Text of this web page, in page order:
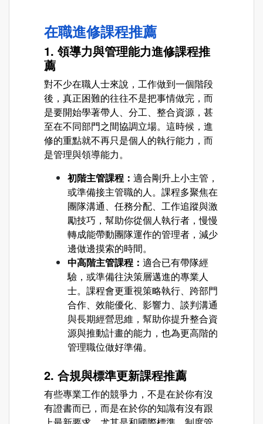
在職進修課程推薦
1. 領導力與管理能力進修課程推
薦
對不少在職人士來說，工作做到一個階段
後，真正困難的往往不是把事情做完，而
是要開始學著帶人、分工、整合資源，甚
至在不同部門之間協調立場。這時候，進
修的重點就不再只是個人的執行能力，而
是管理與領導能力。
初階主管課程： 適合剛升上小主管，
或準備接主管職的人。課程多聚焦在
團隊溝通、任務分配、工作追蹤與激
勵技巧，幫助你從個人執行者，慢慢
轉成能帶動團隊運作的管理者，減少
邊做邊摸索的時間。
中高階主管課程： 適合已有帶隊經
驗，或準備往決策層邁進的專業人
士。課程會更重視策略執行、跨部門
合作、效能優化、影響力、談判溝通
與長期經營思維，幫助你提升整合資
源與推動計畫的能力，也為更高階的
管理職位做好準備。
2. 合規與標準更新課程推薦
有些專業工作的競爭力，不是在於你有沒
有證書而已，而是在於你的知識有沒有跟